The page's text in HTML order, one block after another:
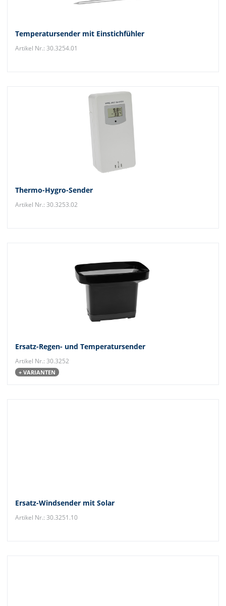
Temperatursender mit Einstichfühler
Artikel Nr.: 30.3254.01
Thermo-Hygro-Sender
Artikel Nr.: 30.3253.02
Ersatz-Regen- und Temperatursender
Artikel Nr.: 30.3252
+ VARIANTEN
Ersatz-Windsender mit Solar
Artikel Nr.: 30.3251.10